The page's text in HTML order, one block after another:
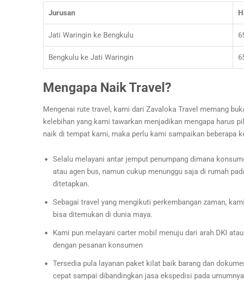
Jurusan
Jati Waringin ke Bengkulu
Bengkulu ke Jati Waringin
Mengapa Naik Travel?
Mengenai rute travel, kami dari Zavaloka Travel memang
kelebihan yang kami tawarkan menjadikan mengapa harus
naik di tempat kami, maka perlu kami sampaikan beberapa
Selalu melayani antar jemput penumpang dimana
atau agen bus, namun cukup menunggu saja di rumah
ditetapkan.
Sebagai travel yang mengikuti perkembangan zaman,
bisa ditemukan di dunia maya.
Kami pun melayani carter mobil menuju dari arah DKI
dengan pesanan konsumen
Tersedia pula layanan paket kilat baik barang dan
cepat sampai dibandingkan jasa ekspedisi pada